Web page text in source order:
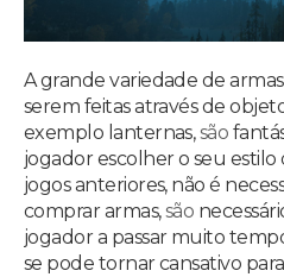
A grande variedade de
serem feitas através de
exemplo lanternas,são
jogador escolher o seu estilo
jogos anteriores, não é
comprar armas,são
jogador a passar muito
se pode tornar cansativo